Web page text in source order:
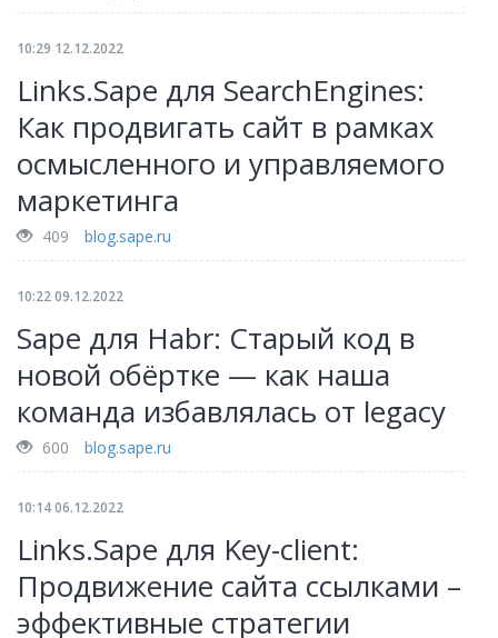
10:29 12.12.2022
Links.Sape для SearchEngines:
Как продвигать сайт в рамках
осмысленного и управляемого
маркетинга
409 blog.sape.ru
10:22 09.12.2022
Sape для Habr: Старый код в
новой обёртке — как наша
команда избавлялась от legacy
600 blog.sape.ru
10:14 06.12.2022
Links.Sape для Key-client:
Продвижение сайта ссылками –
эффективные стратегии